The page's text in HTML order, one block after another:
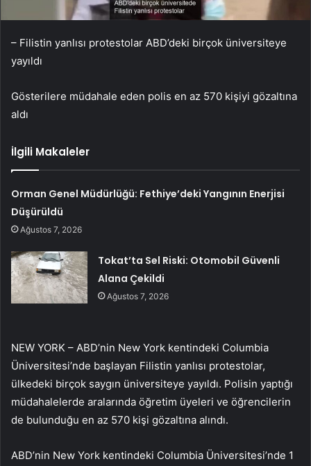
– Filistin yanlısı protestolar ABD’deki birçok üniversiteye
yayıldı
Gösterilere müdahale eden polis en az 570 kişiyi gözaltına
aldı
İlgili Makaleler
Orman Genel Müdürlüğü: Fethiye’deki Yangının Enerjisi
Düşürüldü
Ağustos 7, 2026
Tokat’ta Sel Riski: Otomobil Güvenli
Alana Çekildi
Ağustos 7, 2026
NEW YORK – ABD’nin New York kentindeki Columbia
Üniversitesi’nde başlayan Filistin yanlısı protestolar,
ülkedeki birçok saygın üniversiteye yayıldı. Polisin yaptığı
müdahalelerde aralarında öğretim üyeleri ve öğrencilerin
de bulunduğu en az 570 kişi gözaltına alındı.
ABD’nin New York kentindeki Columbia Üniversitesi’nde 1